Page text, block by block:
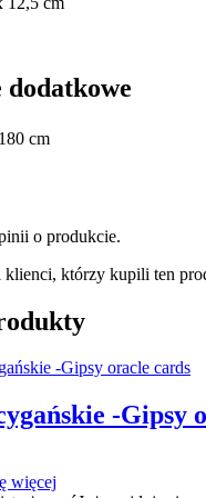
cm
o produkcie.
którzy kupili ten
-Gipsy
więcej